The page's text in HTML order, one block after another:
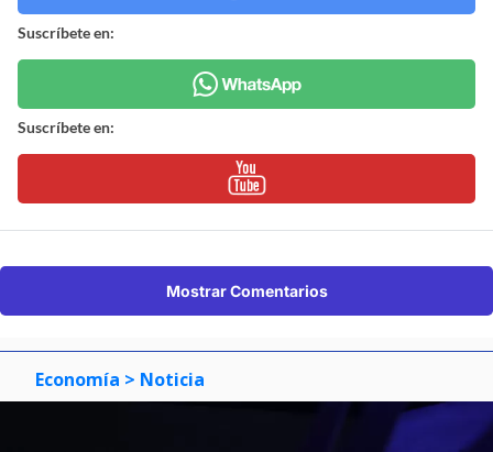
Suscríbete en:
Suscríbete en:
Mostrar Comentarios
Economía > Noticia